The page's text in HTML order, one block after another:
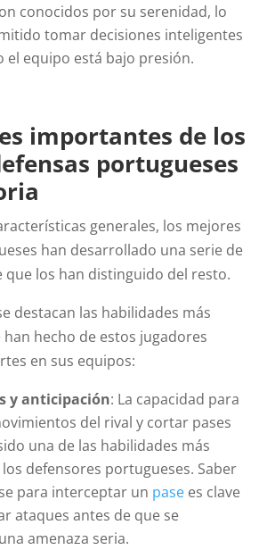
conocidos por su serenidad, lo
tomar decisiones inteligentes
el equipo está bajo presión.
importantes de los
portugueses
generales, los mejores
han desarrollado una serie de
que los han distinguido del resto.
destacan las habilidades más
hecho de estos jugadores
en sus equipos:
y anticipación: La capacidad para
del rival y cortar pases
una de las habilidades más
defensores portugueses. Saber
para interceptar un pase es clave
ataques antes de que se
amenaza seria.